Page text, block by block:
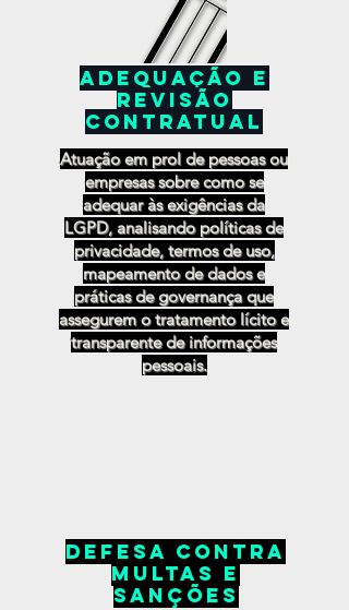
adequação e
revisão
contratual
Atuação em prol de pessoas ou
empresas sobre como se
adequar às exigências da
LGPD, analisando políticas de
privacidade, termos de uso,
mapeamento de dados e
práticas de governança que
assegurem o tratamento lícito e
transparente de informações
pessoais.
defesa contra
multas e
sanções